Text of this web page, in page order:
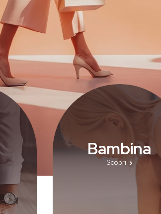
uomo:
qualità,
Bambina
Scopri le nostre scarpe da
comode, eleganti e sempre
moda. Dalle sneakers alle
ogni modello unisce stile,
comfort per accompagnare le
Scopri